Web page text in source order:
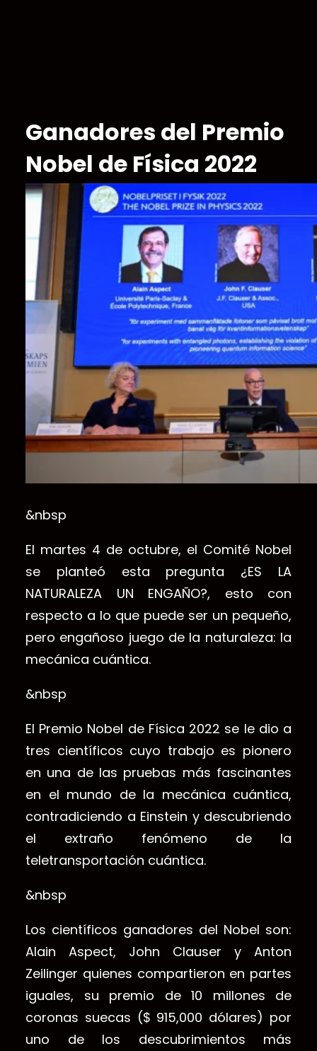
Ganadores del Premio
Nobel de Física 2022
&nbsp
El martes 4 de octubre, el Comité Nobel
se planteó esta pregunta ¿ES LA
NATURALEZA UN ENGAÑO?, esto con
respecto a lo que puede ser un pequeño,
pero engañoso juego de la naturaleza: la
mecánica cuántica.
&nbsp
El Premio Nobel de Física 2022 se le dio a
tres científicos cuyo trabajo es pionero
en una de las pruebas más fascinantes
en el mundo de la mecánica cuántica,
contradiciendo a Einstein y descubriendo
el extraño fenómeno de la
teletransportación cuántica.
&nbsp
Los científicos ganadores del Nobel son:
Alain Aspect, John Clauser y Anton
Zeilinger quienes compartieron en partes
iguales, su premio de 10 millones de
coronas suecas ($ 915,000 dólares) por
uno de los descubrimientos más